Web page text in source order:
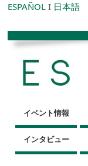
ESPAÑOL I 日本語
イベント情報
インタビュー